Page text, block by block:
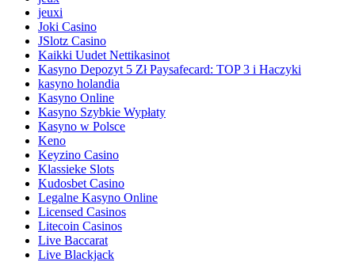
jeuxi
Joki Casino
JSlotz Casino
Kaikki Uudet Nettikasinot
Kasyno Depozyt 5 Zł Paysafecard: TOP 3 i Haczyki
kasyno holandia
Kasyno Online
Kasyno Szybkie Wypłaty
Kasyno w Polsce
Keno
Keyzino Casino
Klassieke Slots
Kudosbet Casino
Legalne Kasyno Online
Licensed Casinos
Litecoin Casinos
Live Baccarat
Live Blackjack